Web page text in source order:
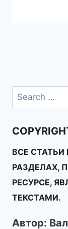
ВСЕ СТАТЬИ
РАЗДЕЛАХ,
РЕСУРСЕ,
ТЕКСТАМИ.
Автор: